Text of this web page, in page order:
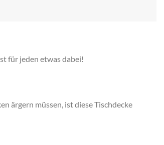
für jeden etwas dabei!
ärgern müssen, ist diese Tischdecke